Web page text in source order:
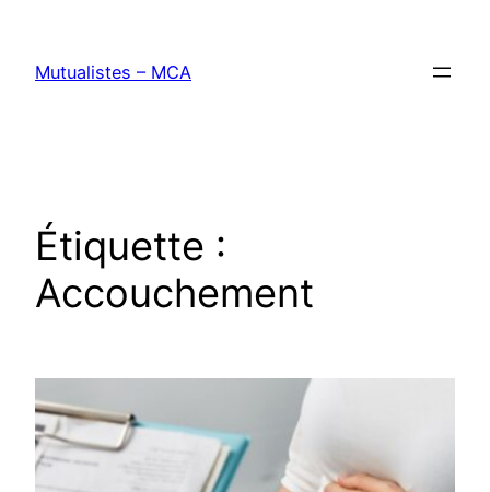
contenu
Mutualistes – MCA
Étiquette :
Accouchement